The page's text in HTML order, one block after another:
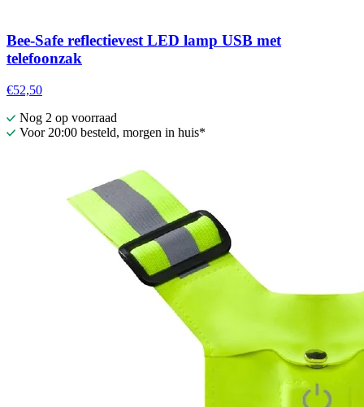
Bee-Safe reflectievest LED lamp USB met
telefoonzak
€52,50
Nog 2 op voorraad
Voor 20:00 besteld, morgen in huis*